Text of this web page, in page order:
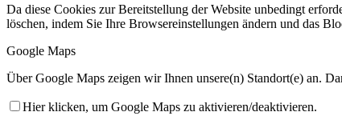
Da diese Cookies zur Bereitstellung der Website unbedingt
löschen, indem Sie Ihre Browsereinstellungen ändern und das
Google Maps
Über Google Maps zeigen wir Ihnen unsere(n) Standort(e) an.
Hier klicken, um Google Maps zu aktivieren/deaktivieren.